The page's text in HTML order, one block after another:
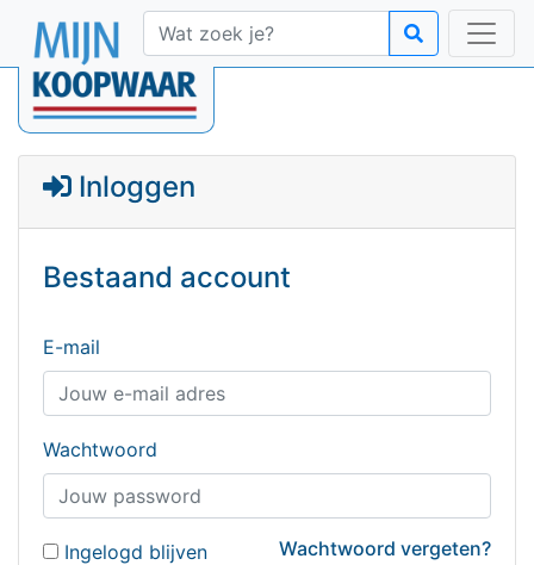
Inloggen
Bestaand account
E-mail
Wachtwoord
Wachtwoord vergeten?
Ingelogd blijven